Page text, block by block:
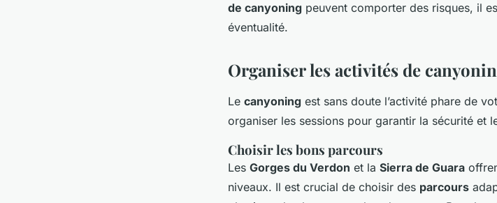
de canyoning peuvent comporter des risques, il
éventualité.
Organiser les activités de
Le canyoning est sans doute l’activité phare de
organiser les sessions pour garantir la sécurité et
Choisir les bons parcours
Les Gorges du Verdon et la Sierra de Guara
niveaux. Il est crucial de choisir des parcours